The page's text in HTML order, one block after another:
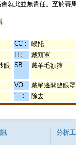
就此並無責任。至於賽
CC :
喉托
H :
戴頭罩
眼 SB : 戴羊毛額箍
VO : 戴單邊開縫眼罩
"-" : 除去
分析